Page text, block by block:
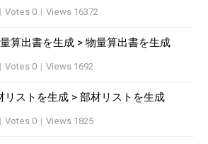
| Votes 0 | Views 16372
算出書を生成 > 物量算出書を生成
| Votes 0 | Views 1692
リストを生成 > 部材リストを生成
| Votes 0 | Views 1825